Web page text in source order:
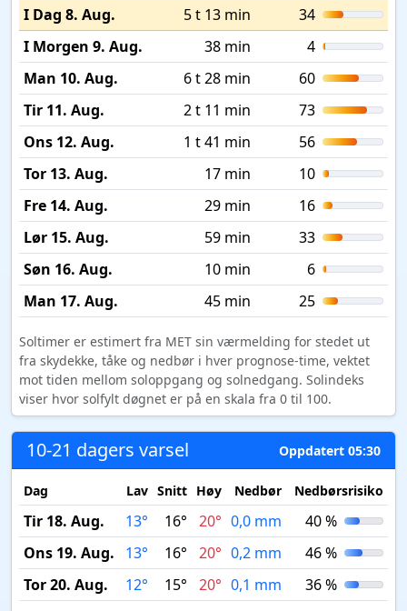
I Dag 8. Aug. 5 t 13 min
34
I Morgen 9. Aug.
38 min
4
Man 10. Aug.
6 t 28 min
60
Tir 11. Aug.
2 t 11 min
73
Ons 12. Aug.
1 t 41 min
56
Tor 13. Aug.
17 min
10
Fre 14. Aug.
29 min
16
Lør 15. Aug.
59 min
33
Søn 16. Aug.
10 min
6
Man 17. Aug.
45 min 25
Soltimer er estimert fra MET sin værmelding for stedet ut
fra skydekke, tåke og nedbør i hver prognose-time, vektet
mot tiden mellom soloppgang og solnedgang. Solindeks
viser hvor solfylt døgnet er på en skala fra 0 til 100.
10-21 dagers varsel Oppdatert 05:30
Dag Lav Snitt Høy Nedbør Nedbørsrisiko
Tir 18. Aug. 13° 16° 20° 0,0 mm
40 %
Ons 19. Aug.
13° 16° 20° 0,2 mm
46 %
Tor 20. Aug.
12° 15° 20° 0,1 mm
36 %